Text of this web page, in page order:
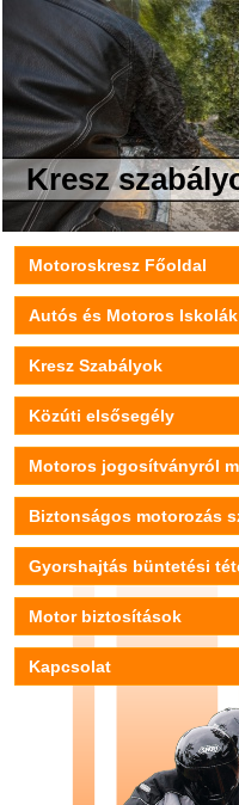
Kresz
Motoroskresz Főoldal
Autós és Motoros Iskolák
Kresz Szabályok
Közúti elsősegély
Motoros jogosítványról
Biztonságos motorozás
Gyorshajtás büntetési
Motor biztosítások
Kapcsolat